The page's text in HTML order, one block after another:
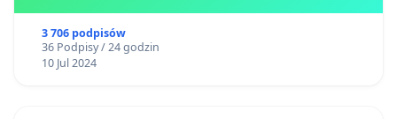
3 706 podpisów
36 Podpisy / 24 godzin
10 Jul 2024